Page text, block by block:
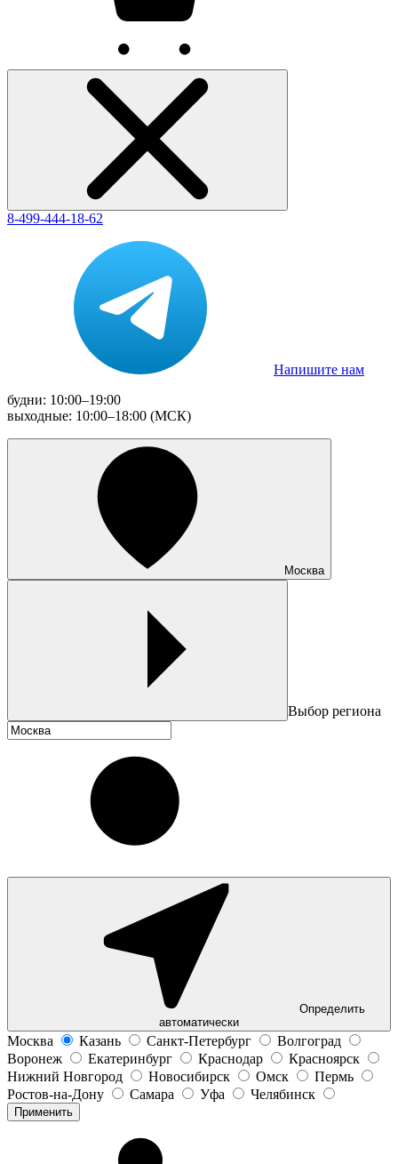
8-499-444-18-62
Напишите нам
будни: 10:00–19:00
выходные: 10:00–18:00 (МСК)
Москва
Выбор региона
Определить
автоматически
Москва Казань Санкт-Петербург
Волгоград
Воронеж
Екатеринбург Краснодар
Красноярск
Нижний Новгород
Новосибирск Омск
Пермь
Ростов-на-Дону
Самара Уфа Челябинск
Применить